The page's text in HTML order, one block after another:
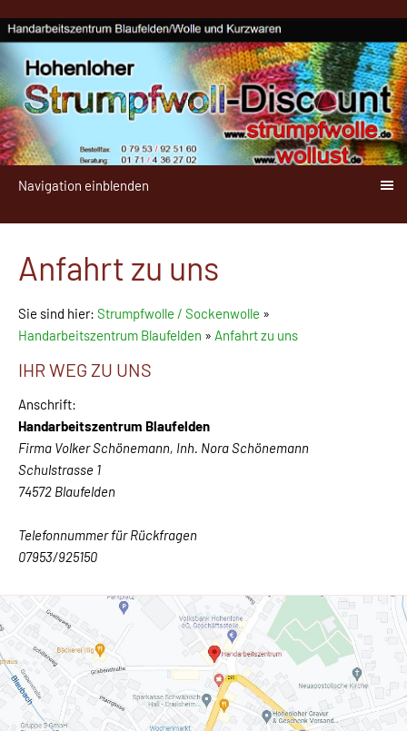
Navigation einblenden
Anfahrt zu uns
Sie sind hier: Strumpfwolle / Sockenwolle »
Handarbeitszentrum Blaufelden » Anfahrt zu uns
IHR WEG ZU UNS
Anschrift:
Handarbeitszentrum Blaufelden
Firma Volker Schönemann, Inh. Nora Schönemann
Schulstrasse 1
74572 Blaufelden
Telefonnummer für Rückfragen
07953/925150